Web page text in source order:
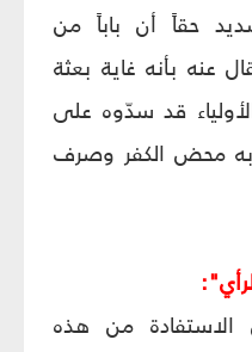
حقاً أن باباً من
عنه بأنه غاية بعثة
قد سدّوه على
به محض الكفر وصرف
من هذه